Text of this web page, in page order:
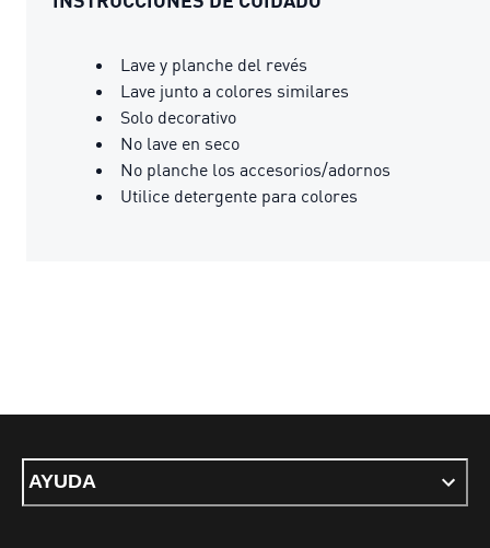
Lave y planche del revés
Lave junto a colores similares
Solo decorativo
No lave en seco
No planche los accesorios/adornos
Utilice detergente para colores
AYUDA